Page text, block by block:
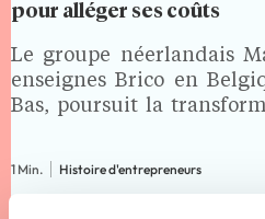
pour alléger ses coûts
Le groupe néerlandais
enseignes Brico en
Bas, poursuit la
informations
d’entreprise
1 Min. Histoire d'entrepreneurs